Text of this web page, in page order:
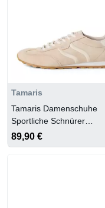
Tamaris
Tamaris Damenschuhe
Sportliche Schnürer
ANTELOPE
89,90 €